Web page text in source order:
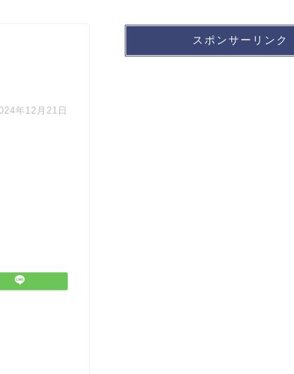
年12月21日
スポンサーリンク